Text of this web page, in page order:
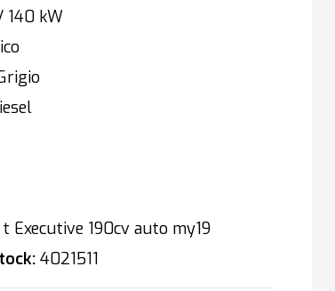
140 kW
Executive 190cv auto my19
4021511